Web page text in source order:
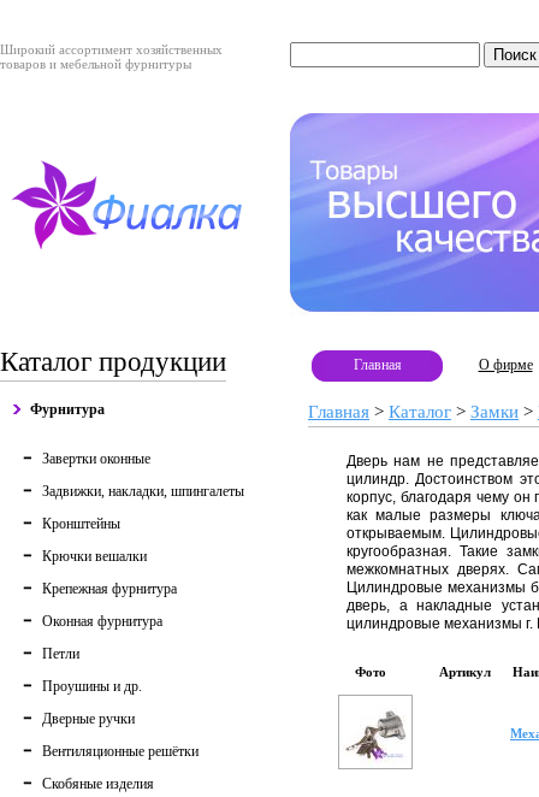
Широкий ассортимент хозяйственных
товаров и мебельной фурнитуры
Каталог продукции
Фурнитура
Завертки оконные
Задвижки, накладки, шпингалеты
Кронштейны
Крючки вешалки
Крепежная фурнитура
Оконная фурнитура
Петли
Проушины и др.
Дверные ручки
Вентиляционные решётки
Скобяные изделия
Главная О фирме
Главная > Каталог > Замки >
Дверь нам не
цилиндр. Достоинством
корпус, благодаря чему
как малые размеры
открываемым.
кругообразная. Такие
межкомнатных дверях.
Цилиндровые механизмы
дверь, а накладные
цилиндровые механизмы
Фото Артикул